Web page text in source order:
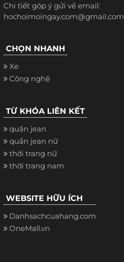
Chi tiết góp ý gửi về email:
hochoimoingay.com@gmail.com
CHỌN NHANH
Xe
Công nghệ
TỪ KHÓA LIÊN KẾT
quần jean
quần jean nữ
thời trang nữ
thời trang nam
WEBSITE HỮU ÍCH
Danhsachcuahang.com
OneMall.vn